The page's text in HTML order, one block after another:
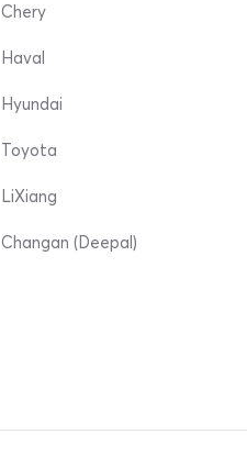
Chery
Haval
Hyundai
Toyota
LiXiang
Changan (Deepal)